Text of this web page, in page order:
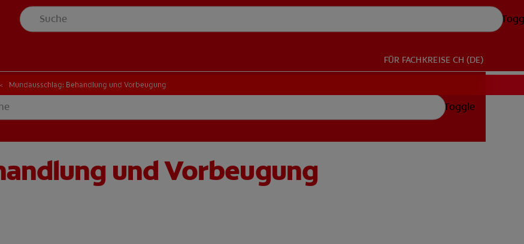
FÜR FACHKREISE CH (DE)
Toggle
Mundausschlag: Behandlung und Vorbeugung
und Vorbeugung